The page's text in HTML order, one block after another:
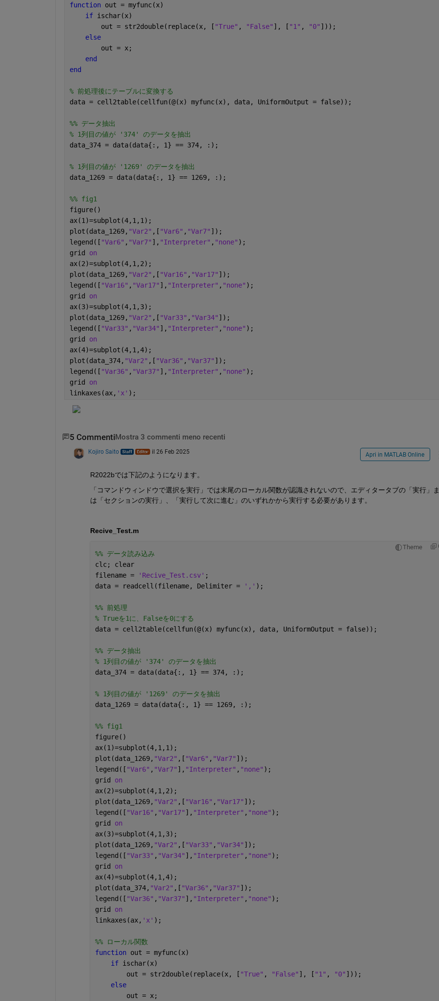
function out = myfunc(x)
if ischar(x)
        out = str2double(replace(x, [
"True" , "False" ], [ "1" , "0" ]));
else
        out = x;
end
end
% 前処理後にテーブルに変換する
data = cell2table(cellfun(@(x) myfunc(x), data, UniformOutput = false));
%% データ抽出
% 1列目の値が '374' のデータを抽出
data_374 = data(data{:, 1} == 374, :);
% 1列目の値が '1269' のデータを抽出
data_1269 = data(data{:, 1} == 1269, :);
%% fig1
figure()
ax(1)=subplot(4,1,1);
plot(data_1269, "Var2" ,[ "Var6" , "Var7" ]);
legend([ "Var6" , "Var7" ], "Interpreter" , "none" );
grid on
ax(2)=subplot(4,1,2);
plot(data_1269, "Var2" ,[ "Var16" , "Var17" ]);
legend([ "Var16" , "Var17" ], "Interpreter" , "none" );
grid on
ax(3)=subplot(4,1,3);
plot(data_1269, "Var2" ,[ "Var33" , "Var34" ]);
legend([ "Var33" , "Var34" ], "Interpreter" , "none" );
grid on
ax(4)=subplot(4,1,4);
plot(data_374, "Var2" ,[ "Var36" , "Var37" ]);
legend([ "Var36" , "Var37" ], "Interpreter" , "none" );
grid on
linkaxes(ax, 'x' );
5 Commenti Mostra 3 commenti meno recenti
Kojiro Saito il 26 Feb 2025 Apri in MATLAB Online
R2022bでは下記のようになります。
「コマンドウィンドウで選択を実行」では末尾のローカル関数が認識されないので、エディタータブの「実行」
は「セクションの実行」、「実行して次に進む」のいずれかから実行する必要があります。
Recive_Test.m
Theme
%% データ読み込み
clc; clear
filename =
'Recive_Test.csv' ;
data = readcell(filename, Delimiter =
',' );
%% 前処理
% Trueを1に、Falseを0にする
data = cell2table(cellfun(@(x) myfunc(x), data, UniformOutput = false));
%% データ抽出
% 1列目の値が '374' のデータを抽出
data_374 = data(data{:, 1} == 374, :);
% 1列目の値が '1269' のデータを抽出
data_1269 = data(data{:, 1} == 1269, :);
%% fig1
figure()
ax(1)=subplot(4,1,1);
plot(data_1269, "Var2" ,[ "Var6" , "Var7" ]);
legend([ "Var6" , "Var7" ], "Interpreter" , "none" );
grid on
ax(2)=subplot(4,1,2);
plot(data_1269, "Var2" ,[ "Var16" , "Var17" ]);
legend([ "Var16" , "Var17" ], "Interpreter" , "none" );
grid on
ax(3)=subplot(4,1,3);
plot(data_1269, "Var2" ,[ "Var33" , "Var34" ]);
legend([ "Var33" , "Var34" ], "Interpreter" , "none" );
grid on
ax(4)=subplot(4,1,4);
plot(data_374, "Var2" ,[ "Var36" , "Var37" ]);
legend([ "Var36" , "Var37" ], "Interpreter" , "none" );
grid on
linkaxes(ax, 'x' );
%% ローカル関数
function out = myfunc(x)
if ischar(x)
        out = str2double(replace(x, [
"True" , "False" ], [ "1" , "0" ]));
else
        out = x;